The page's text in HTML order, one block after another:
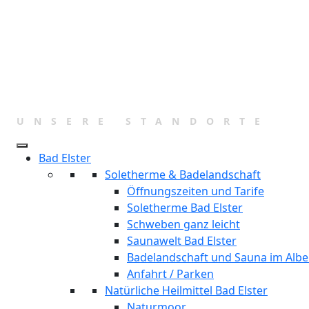
UNSERE STANDORTE
Bad Elster
Soletherme & Badelandschaft
Öffnungszeiten und Tarife
Soletherme Bad Elster
Schweben ganz leicht
Saunawelt Bad Elster
Badelandschaft und Sauna im
Anfahrt / Parken
Natürliche Heilmittel Bad Elster